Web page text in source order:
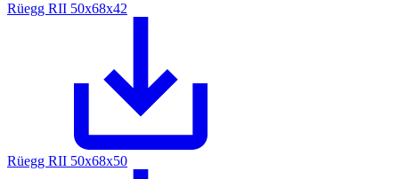
Rüegg RII 50x68x42
Rüegg RII 50x68x50